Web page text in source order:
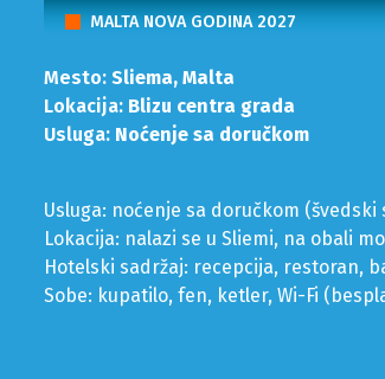
MALTA NOVA GODINA 2027
Mesto: Sliema, Malta
Lokacija: Blizu centra grada
Usluga: Noćenje sa doručkom
Usluga: noćenje sa doručkom
Lokacija: nalazi se u Sliemi, na obali
Hotelski sadržaj: recepcija, restoran,
Sobe: kupatilo, fen, ketler, Wi-Fi